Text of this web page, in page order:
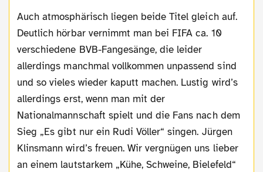
Auch atmosphärisch liegen beide Titel gleich auf.
Deutlich hörbar vernimmt man bei FIFA ca. 10
verschiedene BVB-Fangesänge, die leider
allerdings manchmal vollkommen unpassend sind
und so vieles wieder kaputt machen. Lustig wird’s
allerdings erst, wenn man mit der
Nationalmannschaft spielt und die Fans nach dem
Sieg „Es gibt nur ein Rudi Völler“ singen. Jürgen
Klinsmann wird’s freuen. Wir vergnügen uns lieber
an einem lautstarkem „Kühe, Schweine, Bielefeld“